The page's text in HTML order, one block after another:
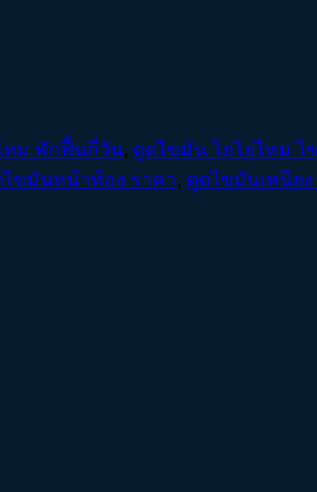
หม พักฟื้นกี่วัน, ดูดไขมัน โยโย่ไหม ไ
ขมันหน้าท้อง ราคา, ดูดไขมันเหนีย